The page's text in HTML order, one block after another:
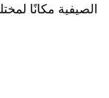
الصيفية مكانًا